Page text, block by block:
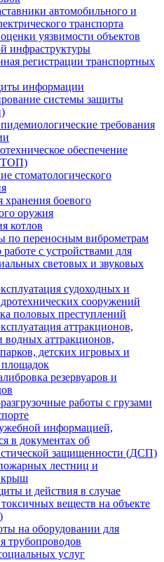
автомобильного и
транспорта
уязвимости объектов
инфраструктуры
регистрации транспортных
информации
системы защиты
требования
обеспечение
стоматологического
хранения боевого
оружия
котлов
по переносным виброметрам
с устройствами для
световых и звуковых
судоходных и
сооружений
половых преступлений
аттракционов,
водных аттракционов,
детских игровых и
резервуаров и
работы с грузами
информацией,
в документах об
защищенности (ДСП)
лестниц и
крыш
и действия в случае
веществ на объекте
на оборудовании для
трубопроводов
услуг